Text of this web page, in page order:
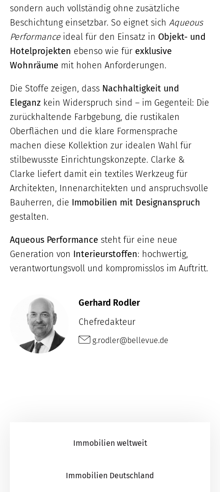
sondern auch vollständig ohne zusätzliche
Beschichtung einsetzbar. So eignet sich Aqueous
Performance ideal für den Einsatz in Objekt- und
Hotelprojekten ebenso wie für exklusive
Wohnräume mit hohen Anforderungen.
Die Stoffe zeigen, dass Nachhaltigkeit und
Eleganz kein Widerspruch sind – im Gegenteil: Die
zurückhaltende Farbgebung, die rustikalen
Oberflächen und die klare Formensprache
machen diese Kollektion zur idealen Wahl für
stilbewusste Einrichtungskonzepte. Clarke &
Clarke liefert damit ein textiles Werkzeug für
Architekten, Innenarchitekten und anspruchsvolle
Bauherren, die Immobilien mit Designanspruch
gestalten.
Aqueous Performance steht für eine neue
Generation von Interieurstoffen: hochwertig,
verantwortungsvoll und kompromisslos im Auftritt.
Gerhard Rodler
Chefredakteur
g.rodler@bellevue.de
Immobilien weltweit
Immobilien Deutschland